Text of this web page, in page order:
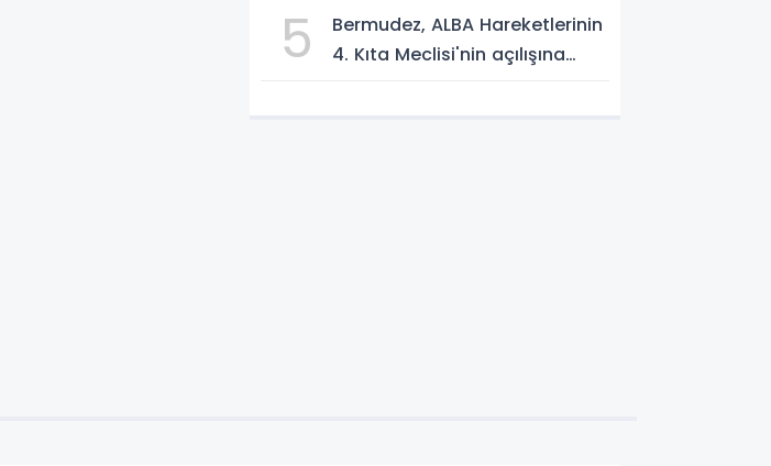
5
Bermudez, ALBA Hareketlerinin
4. Kıta Meclisi'nin açılışına